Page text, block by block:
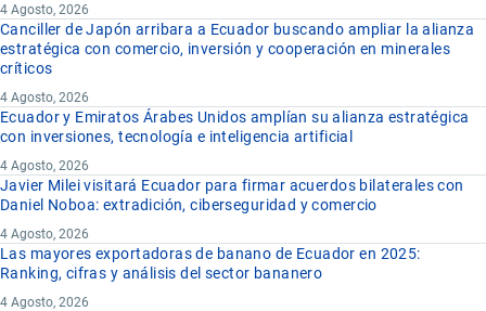
4 Agosto, 2026
Canciller de Japón arribara a Ecuador buscando ampliar la alianza
estratégica con comercio, inversión y cooperación en minerales
críticos
4 Agosto, 2026
Ecuador y Emiratos Árabes Unidos amplían su alianza estratégica
con inversiones, tecnología e inteligencia artificial
4 Agosto, 2026
Javier Milei visitará Ecuador para firmar acuerdos bilaterales con
Daniel Noboa: extradición, ciberseguridad y comercio
4 Agosto, 2026
Las mayores exportadoras de banano de Ecuador en 2025:
Ranking, cifras y análisis del sector bananero
4 Agosto, 2026